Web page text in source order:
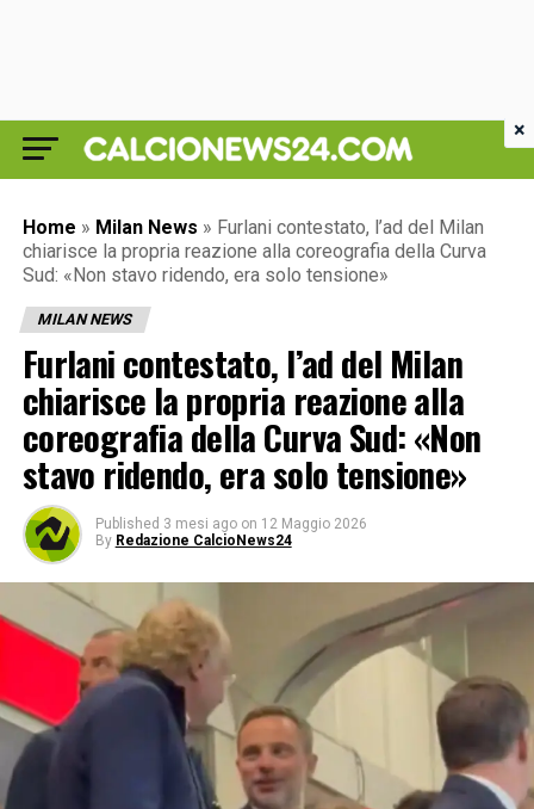
Home » Milan News » Furlani contestato, l’ad del Milan
chiarisce la propria reazione alla coreografia della Curva
Sud: «Non stavo ridendo, era solo tensione»
MILAN NEWS
Furlani contestato, l’ad del Milan
chiarisce la propria reazione alla
coreografia della Curva Sud: «Non
stavo ridendo, era solo tensione»
Published 3 mesi ago on 12 Maggio 2026
By Redazione CalcioNews24
×